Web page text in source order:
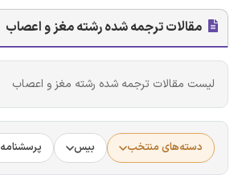
مقالات ترجمه شده رشته مغز و اعصاب
لیست مقالات ترجمه شده رشته مغز و اعصاب
دسته‌های منتخب بیس پرسشنامه